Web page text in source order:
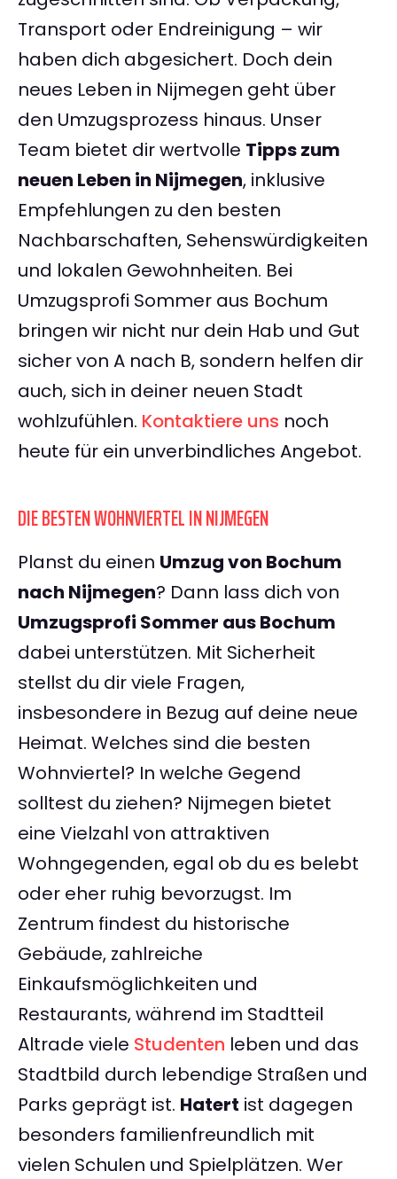
Transport oder Endreinigung – wir
haben dich abgesichert. Doch dein
neues Leben in Nijmegen geht über
den Umzugsprozess hinaus. Unser
Team bietet dir wertvolle Tipps zum
neuen Leben in Nijmegen, inklusive
Empfehlungen zu den besten
Nachbarschaften, Sehenswürdigkeiten
und lokalen Gewohnheiten. Bei
Umzugsprofi Sommer aus Bochum
bringen wir nicht nur dein Hab und Gut
sicher von A nach B, sondern helfen dir
auch, sich in deiner neuen Stadt
wohlzufühlen. Kontaktiere uns noch
heute für ein unverbindliches Angebot.
DIE BESTEN WOHNVIERTEL IN NIJMEGEN
Planst du einen Umzug von Bochum
nach Nijmegen? Dann lass dich von
Umzugsprofi Sommer aus Bochum
dabei unterstützen. Mit Sicherheit
stellst du dir viele Fragen,
insbesondere in Bezug auf deine neue
Heimat. Welches sind die besten
Wohnviertel? In welche Gegend
solltest du ziehen? Nijmegen bietet
eine Vielzahl von attraktiven
Wohngegenden, egal ob du es belebt
oder eher ruhig bevorzugst. Im
Zentrum findest du historische
Gebäude, zahlreiche
Einkaufsmöglichkeiten und
Restaurants, während im Stadtteil
Altrade viele Studenten leben und das
Stadtbild durch lebendige Straßen und
Parks geprägt ist. Hatert ist dagegen
besonders familienfreundlich mit
vielen Schulen und Spielplätzen. Wer